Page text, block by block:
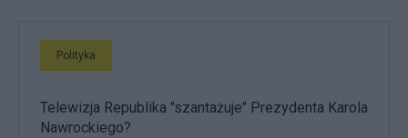
Polityka
Telewizja Republika "szantażuje" Prezydenta Karola
Nawrockiego?